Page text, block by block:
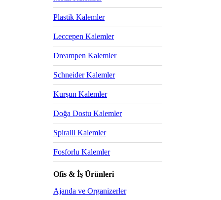
Plastik Kalemler
Leccepen Kalemler
Dreampen Kalemler
Schneider Kalemler
Kurşun Kalemler
Doğa Dostu Kalemler
Spiralli Kalemler
Fosforlu Kalemler
Ofis & İş Ürünleri
Ajanda ve Organizerler